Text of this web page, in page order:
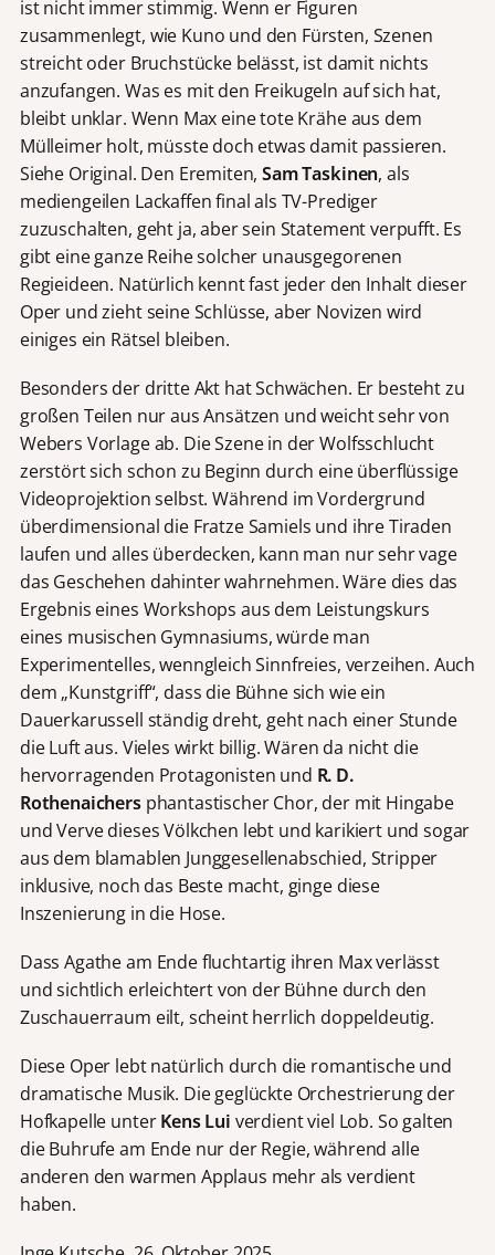
ist nicht immer stimmig. Wenn er Figuren
zusammenlegt, wie Kuno und den Fürsten, Szenen
streicht oder Bruchstücke belässt, ist damit nichts
anzufangen. Was es mit den Freikugeln auf sich hat,
bleibt unklar. Wenn Max eine tote Krähe aus dem
Mülleimer holt, müsste doch etwas damit passieren.
Siehe Original. Den Eremiten,Sam Taskinen, als
mediengeilen Lackaffen final als TV-Prediger
zuzuschalten, geht ja, aber sein Statement verpufft. Es
gibt eine ganze Reihe solcher unausgegorenen
Regieideen. Natürlich kennt fast jeder den Inhalt dieser
Oper und zieht seine Schlüsse, aber Novizen wird
einiges ein Rätsel bleiben.
Besonders der dritte Akt hat Schwächen. Er besteht zu
großen Teilen nur aus Ansätzen und weicht sehr von
Webers Vorlage ab. Die Szene in der Wolfsschlucht
zerstört sich schon zu Beginn durch eine überflüssige
Videoprojektion selbst. Während im Vordergrund
überdimensional die Fratze Samiels und ihre Tiraden
laufen und alles überdecken, kann man nur sehr vage
das Geschehen dahinter wahrnehmen. Wäre dies das
Ergebnis eines Workshops aus dem Leistungskurs
eines musischen Gymnasiums, würde man
Experimentelles, wenngleich Sinnfreies, verzeihen. Auch
dem „Kunstgriff“, dass die Bühne sich wie ein
Dauerkarussell ständig dreht, geht nach einer Stunde
die Luft aus. Vieles wirkt billig. Wären da nicht die
hervorragenden Protagonisten und R. D.
Rothenaichersphantastischer Chor, der mit Hingabe
und Verve dieses Völkchen lebt und karikiert und sogar
aus dem blamablen Junggesellenabschied, Stripper
inklusive, noch das Beste macht, ginge diese
Inszenierung in die Hose.
Dass Agathe am Ende fluchtartig ihren Max verlässt
und sichtlich erleichtert von der Bühne durch den
Zuschauerraum eilt, scheint herrlich doppeldeutig.
Diese Oper lebt natürlich durch die romantische und
dramatische Musik. Die geglückte Orchestrierung der
Hofkapelle unterKens Lui verdient viel Lob. So galten
die Buhrufe am Ende nur der Regie, während alle
anderen den warmen Applaus mehr als verdient
haben.